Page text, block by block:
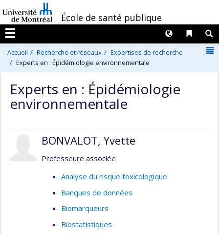
au
contenu
/École de santé publique
Menu
Liens
Langues
Accueil Recherche et réseaux
Expertises de recherche
Experts en : Épidémiologie environnementale
Experts en : Épidémiologie
environnementale
BONVALOT, Yvette
Professeure associée
Analyse du risque toxicologique
Banques de données
Biomarqueurs
Biostatistiques